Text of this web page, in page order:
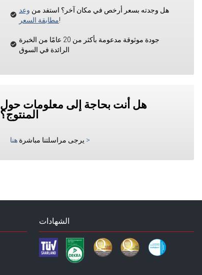
هل وجدته بسعر أرخص في مكان آخر؟ استفد من وعد
مطابقة السعر!
جودة موثوقة مدعومة بأكثر من 20 عامًا من الخبرة
الرائدة في السوق
هل أنت بحاجة إلى معلومات حول
المنتوج؟
يرجى مراسلتنا مباشرة هنا >
الشهادات